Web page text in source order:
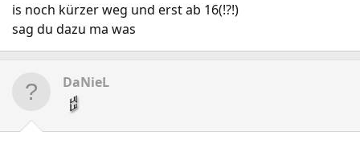
is noch kürzer weg und erst ab 16(!?!)
sag du dazu ma was
DaNieL